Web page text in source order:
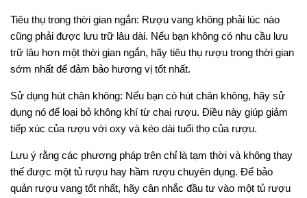
Tiêu thụ trong thời gian ngắn: Rượu vang không phải lúc nào
cũng phải được lưu trữ lâu dài. Nếu bạn không có nhu cầu lưu
trữ lâu hơn một thời gian ngắn, hãy tiêu thụ rượu trong thời gian
sớm nhất để đảm bảo hương vị tốt nhất.
Sử dụng hút chân không: Nếu bạn có hút chân không, hãy sử
dụng nó để loại bỏ không khí từ chai rượu. Điều này giúp giảm
tiếp xúc của rượu với oxy và kéo dài tuổi thọ của rượu.
Lưu ý rằng các phương pháp trên chỉ là tạm thời và không thay
thế được một tủ rượu hay hầm rượu chuyên dụng. Để bảo
quản rượu vang tốt nhất, hãy cân nhắc đầu tư vào một tủ rượu